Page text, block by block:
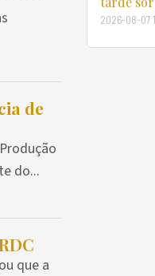
de
do...
que a
2026-08-07